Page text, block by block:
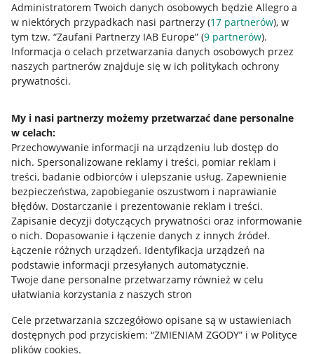
Administratorem Twoich danych osobowych będzie Allegro a
w niektórych przypadkach nasi partnerzy (17 partnerów), w
tym tzw. “Zaufani Partnerzy IAB Europe” (9 partnerów).
Informacja o celach przetwarzania danych osobowych przez
naszych partnerów znajduje się w ich politykach ochrony
prywatności.
My i nasi partnerzy możemy przetwarzać dane personalne
w celach:
Przechowywanie informacji na urządzeniu lub dostęp do
nich. Spersonalizowane reklamy i treści, pomiar reklam i
treści, badanie odbiorców i ulepszanie usług. Zapewnienie
bezpieczeństwa, zapobieganie oszustwom i naprawianie
błędów. Dostarczanie i prezentowanie reklam i treści.
Zapisanie decyzji dotyczących prywatności oraz informowanie
o nich. Dopasowanie i łączenie danych z innych źródeł.
Łączenie różnych urządzeń. Identyfikacja urządzeń na
podstawie informacji przesyłanych automatycznie.
Twoje dane personalne przetwarzamy również w celu
ułatwiania korzystania z naszych stron
Cele przetwarzania szczegółowo opisane są w ustawieniach
dostępnych pod przyciskiem: “ZMIENIAM ZGODY” i w Polityce
plików cookies.
Przydatne informacje
Jak to działa
Allegro Gadane dla sprzedających
Allegro Gadane dla kupujących
Mapa miejscowości
Informacje prawne
Regulamin
Polityka plików "cookies"
Ustawienia plików "cookies"
Udostępnianie lokalizacji
Informacje dla Aktu o Usługach Cyfrowych